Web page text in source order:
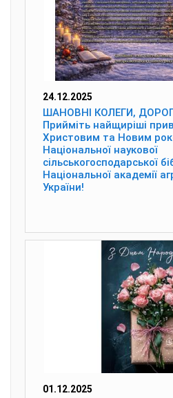
24.12.2025
ШАНОВНІ КОЛЕГИ,
Прийміть найщиріші
Христовим та Новим
Національної наукової
сільськогосподарської
Національної академії
України!
01.12.2025